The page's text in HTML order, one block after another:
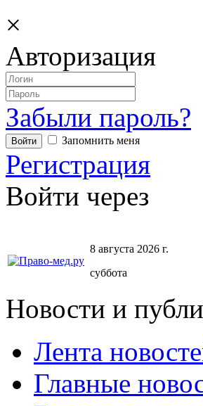
×
Авторизация
Забыли пароль?
Запомнить меня
Регистрация
Войти через
8 августа 2026 г.
суббота
Новости и
Лента
Главные